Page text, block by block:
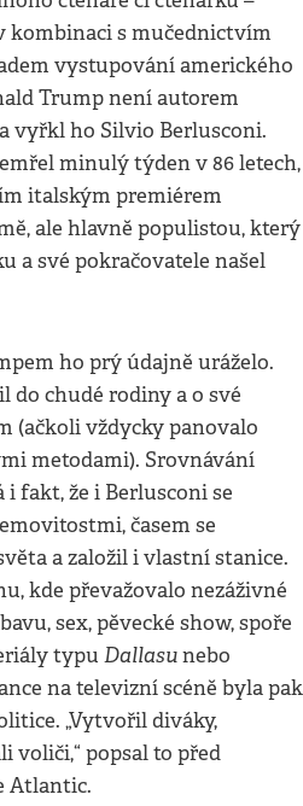
kombinaci s mučednictvím
vystupování amerického
Trump není autorem
vyřkl ho Silvio Berlusconi.
minulý týden v 86 letech,
italským premiérem
ale hlavně populistou, který
a své pokračovatele našel
ho prý údajně uráželo.
do chudé rodiny a o své
(ačkoli vždycky panovalo
metodami). Srovnávání
fakt, že i Berlusconi se
časem se
a založil i vlastní stanice.
kde převažovalo nezáživné
sex, pěvecké show, spoře
typu Dallasunebo
na televizní scéně byla pak
„Vytvořil diváky,
voliči,“ popsal to před
Atlantic.